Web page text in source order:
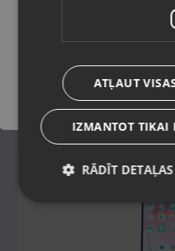
135.00 €
6.14€/mēn.
ATĻAUT
IZMANTOT TIKAI
RĀDĪT DETAĻAS